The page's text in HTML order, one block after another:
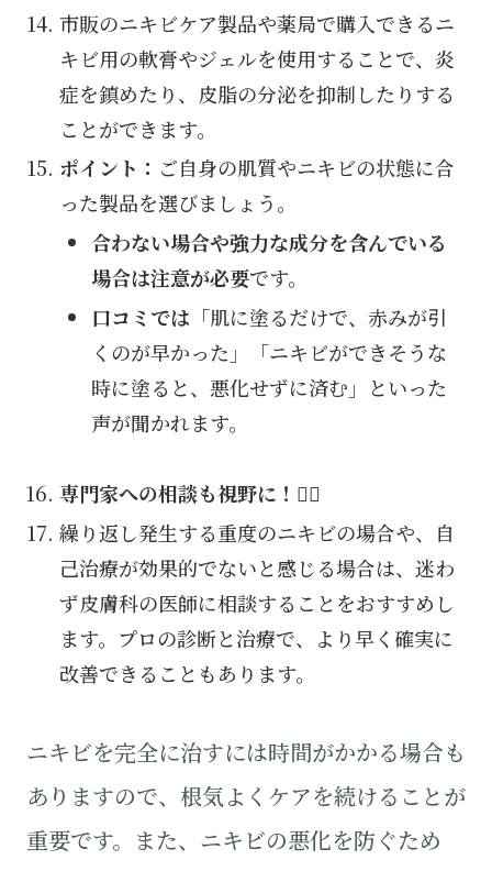
市販のニキビケア製品や薬局で購入できるニ
キビ用の軟膏やジェルを使用することで、炎
症を鎮めたり、皮脂の分泌を抑制したりする
ことができます。
ポイント： ご自身の肌質やニキビの状態に合
った製品を選びましょう。
合わない場合や強力な成分を含んでいる
場合は注意が必要です。
口コミでは 「肌に塗るだけで、赤みが引
くのが早かった」「ニキビができそうな
時に塗ると、悪化せずに済む」といった
声が聞かれます。
専門家への相談も視野に！👨‍⚕️
繰り返し発生する重度のニキビの場合や、自
己治療が効果的でないと感じる場合は、迷わ
ず皮膚科の医師に相談することをおすすめし
ます。プロの診断と治療で、より早く確実に
改善できることもあります。
ニキビを完全に治すには時間がかかる場合も
ありますので、根気よくケアを続けることが
重要です。また、ニキビの悪化を防ぐため